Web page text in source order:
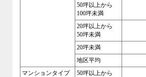
50坪以上から
100坪未満
20坪以上から
50坪未満
20坪未満
地区平均
マンションタイプ
50坪以上から